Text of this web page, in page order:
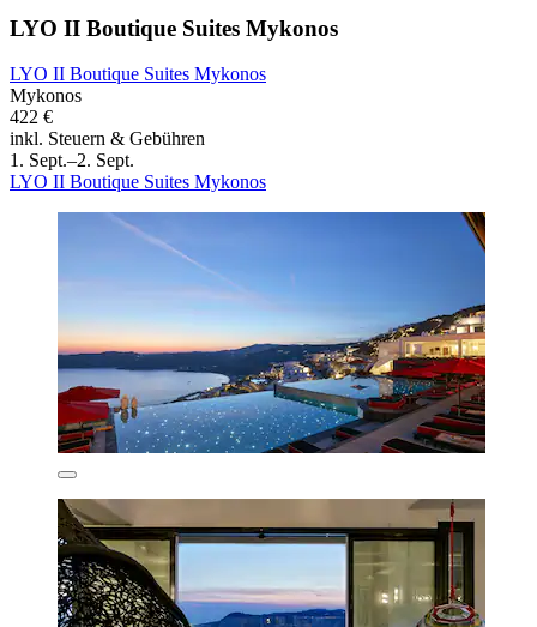
LYO II Boutique Suites Mykonos
LYO II Boutique Suites Mykonos
Mykonos
422 €
inkl. Steuern & Gebühren
1. Sept.–2. Sept.
LYO II Boutique Suites Mykonos